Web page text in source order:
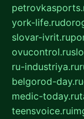
york-life.ru
slovar-ivrit.ru
ovucontrol.ru
ru-industriya.ru
belgorod-day.ru
medic-today.ru
teensvoice.ru